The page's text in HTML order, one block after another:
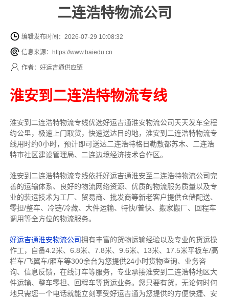
二连浩特物流公司
编辑发布时间：2026-07-29 10:08:32
信息来源：https://www.baiedu.cn
作者：好运吉通供应链
淮安到二连浩特物流专线
淮安到二连浩特物流专线优选好运吉通淮安物流公司天天发车全程
约公里， 极速上门取货，快速送达目的地，淮安到二连浩特物流专
线用时约0小时，预计即可送达二连浩特格日勒敖都苏木、二连浩
特市社区建设管理局、二连边境经济技术合作区。
淮安到二连浩特物流专线依托好运吉通淮安至二连浩特物流公司完
善的运输体系、良好的物流网络资源、优质的物流服务质量以及专
业的装运技术为工厂、贸易商、批发商等新老客户提供仓储配送、
零担/整车、冷链/冷藏、大件运输、特快/普快、搬家搬厂、回程车
调用等全方位的物流服务。
好运吉通淮安物流公司拥有丰富的货物运输经验以及专业的货运操
作工，自备4.2米、6.8米、7.8米、9.6米、13米、17.5米平板车/高
栏车/飞翼车/厢车等300余台为您提供24小时货物查询、业务咨
询、信息反馈，在线订车等服务， 专业承接淮安到二连浩特地区大
件运输、整车零担、回程车等货运业务。 您只要有货，无论何时何
地只需您一个电话就能立刻享受好运吉通为您提供的方便快捷、安